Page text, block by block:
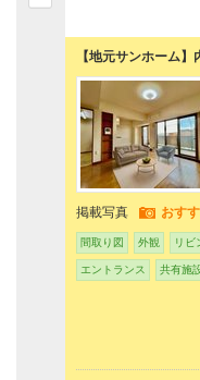
【地元サンホーム
掲載写真 おす
間取り図 外観 リビ
エントランス 共有施